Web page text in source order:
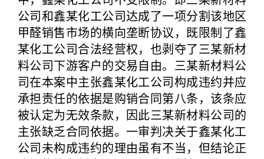
公司和鑫某化工公司达成了一项分割该地区
甲醛销售市场的横向垄断协议，既限制了鑫
某化工公司合法经营权，也剥夺了三某新材
料公司下游客户的交易自由。三某新材料公
司在本案中主张鑫某化工公司构成违约并应
承担责任的依据是购销合同第八条，该条应
被认定为无效条款，因此三某新材料公司的
主张缺乏合同依据。一审判决关于鑫某化工
公司未构成违约的理由虽有不当，但结论正